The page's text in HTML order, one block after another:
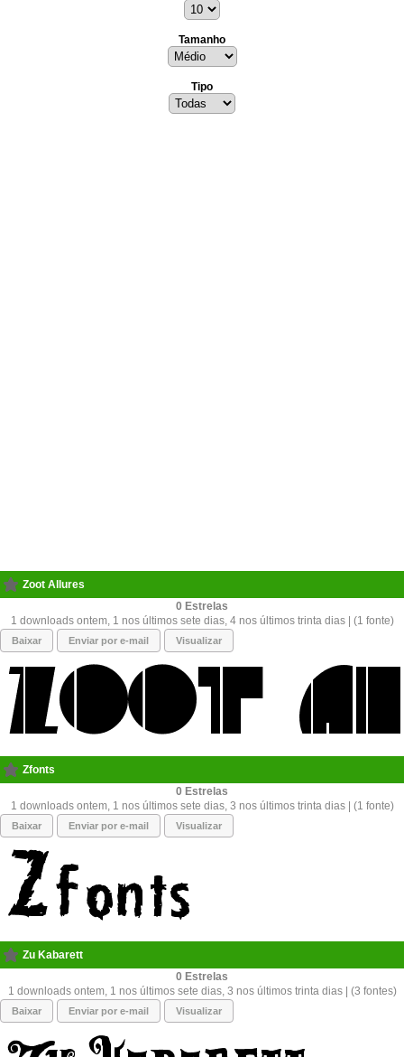
Tamanho
Tipo
Zoot Allures
0
1 downloads ontem, 1 nos últimos sete dias, 4 nos últimos trinta dias | (1 fonte)
Baixar Enviar por e-mail Visualizar
Zfonts
0
1 downloads ontem, 1 nos últimos sete dias, 3 nos últimos trinta dias | (1 fonte)
Baixar Enviar por e-mail Visualizar
Zu Kabarett
0
1 downloads ontem, 1 nos últimos sete dias, 3 nos últimos trinta dias | (3 fontes)
Baixar Enviar por e-mail Visualizar